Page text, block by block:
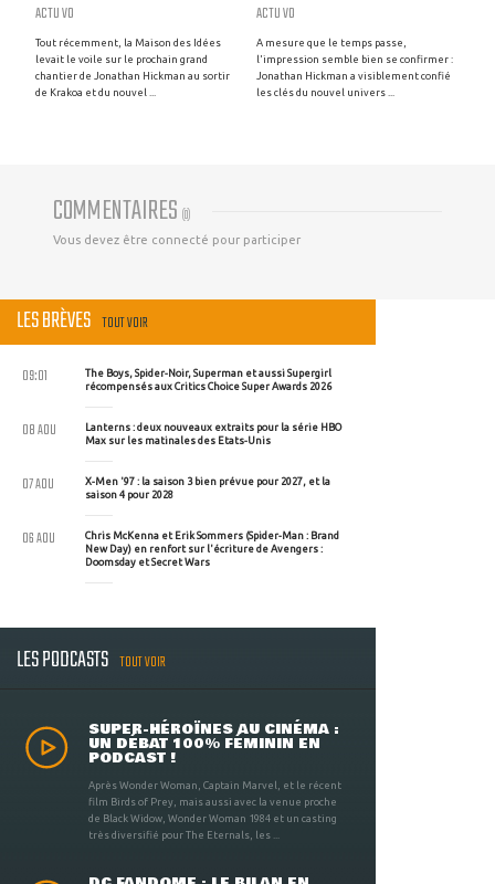
ACTU VO
Tout récemment, la Maison des Idées
levait le voile sur le prochain grand
chantier de Jonathan Hickman au sortir
de Krakoa et du nouvel ...
ACTU VO
A mesure que le temps passe,
l'impression semble bien se confirmer :
Jonathan Hickman a visiblement confié
les clés du nouvel univers ...
COMMENTAIRES (0)
Vous devez être connecté pour participer
LES BRÈVES TOUT VOIR
The Boys, Spider-Noir, Superman et aussi Supergirl
récompensés aux Critics Choice Super Awards 2026
09:01
Lanterns : deux nouveaux extraits pour la série HBO
Max sur les matinales des Etats-Unis
08 AOU
X-Men '97 : la saison 3 bien prévue pour 2027, et la
saison 4 pour 2028
07 AOU
Chris McKenna et Erik Sommers (Spider-Man : Brand
New Day) en renfort sur l'écriture de Avengers :
Doomsday et Secret Wars
06 AOU
LES PODCASTS TOUT VOIR
SUPER-HÉROÏNES AU CINÉMA :
UN DÉBAT 100% FÉMININ EN
PODCAST !
Après Wonder Woman, Captain Marvel, et le récent
film Birds of Prey, mais aussi avec la venue proche
de Black Widow, Wonder Woman 1984 et un casting
très diversifié pour The Eternals, les ...